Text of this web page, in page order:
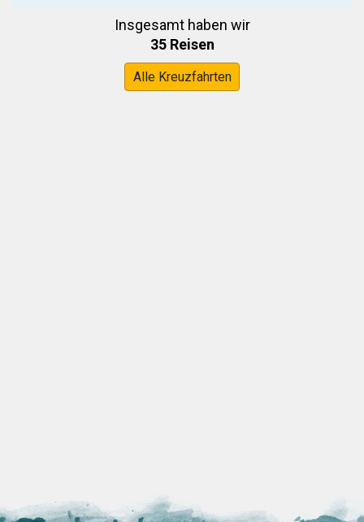
Insgesamt haben wir
35 Reisen
Alle Kreuzfahrten